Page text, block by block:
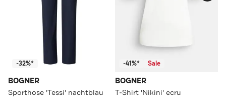
-32%*
BOGNER
Sporthose 'Tessi' nachtblau
-41%* Sale
BOGNER
T-Shirt 'Nikini' ecru